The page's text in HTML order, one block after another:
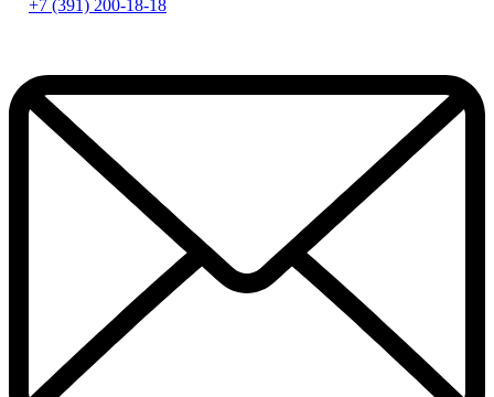
+7 (391) 200-18-18